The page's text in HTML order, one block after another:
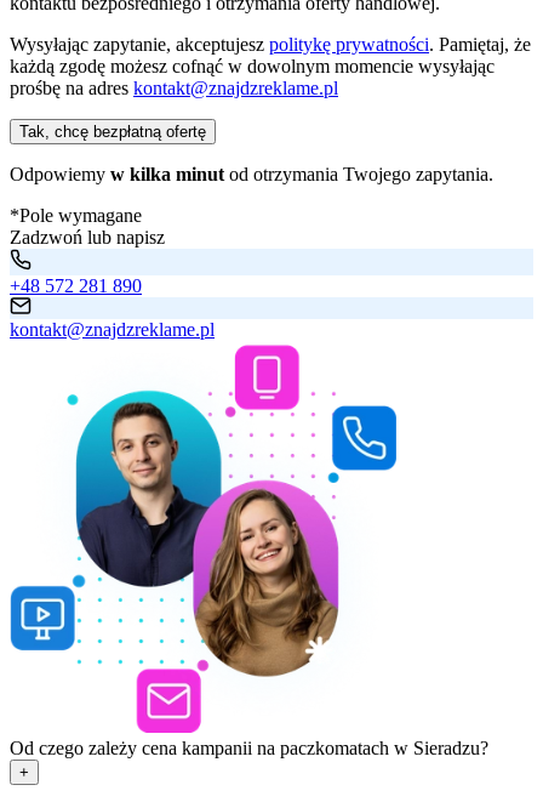
Wysyłając zapytanie, akceptujesz politykę prywatności. Pamiętaj, że
każdą zgodę możesz cofnąć w dowolnym momencie wysyłając
prośbę na adres kontakt@znajdzreklame.pl
Tak, chcę bezpłatną ofertę
Odpowiemy w kilka minut od otrzymania Twojego zapytania.
*Pole wymagane
Zadzwoń lub napisz
+48 572 281 890
kontakt@znajdzreklame.pl
Od czego zależy cena kampanii na paczkomatach w Sieradzu?
+